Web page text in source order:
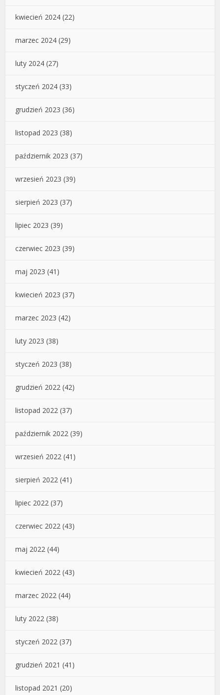
kwiecień 2024 (22)
marzec 2024 (29)
luty 2024 (27)
styczeń 2024 (33)
grudzień 2023 (36)
listopad 2023 (38)
październik 2023 (37)
wrzesień 2023 (39)
sierpień 2023 (37)
lipiec 2023 (39)
czerwiec 2023 (39)
maj 2023 (41)
kwiecień 2023 (37)
marzec 2023 (42)
luty 2023 (38)
styczeń 2023 (38)
grudzień 2022 (42)
listopad 2022 (37)
październik 2022 (39)
wrzesień 2022 (41)
sierpień 2022 (41)
lipiec 2022 (37)
czerwiec 2022 (43)
maj 2022 (44)
kwiecień 2022 (43)
marzec 2022 (44)
luty 2022 (38)
styczeń 2022 (37)
grudzień 2021 (41)
listopad 2021 (20)